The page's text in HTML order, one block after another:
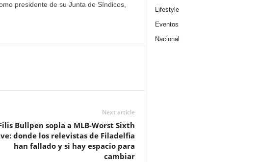
presidente de su Junta de Síndicos,
Next article
Bullpen sopla a MLB-Worst Sixth
donde los relevistas de Filadelfia
han fallado y si hay espacio para
cambiar
Lifestyle
Eventos
Nacional